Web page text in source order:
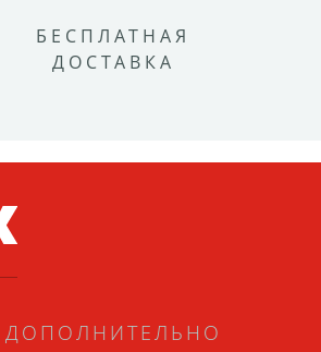
БЕСПЛАТНАЯ
ДОСТАВКА
ДОПОЛНИТЕЛЬНО